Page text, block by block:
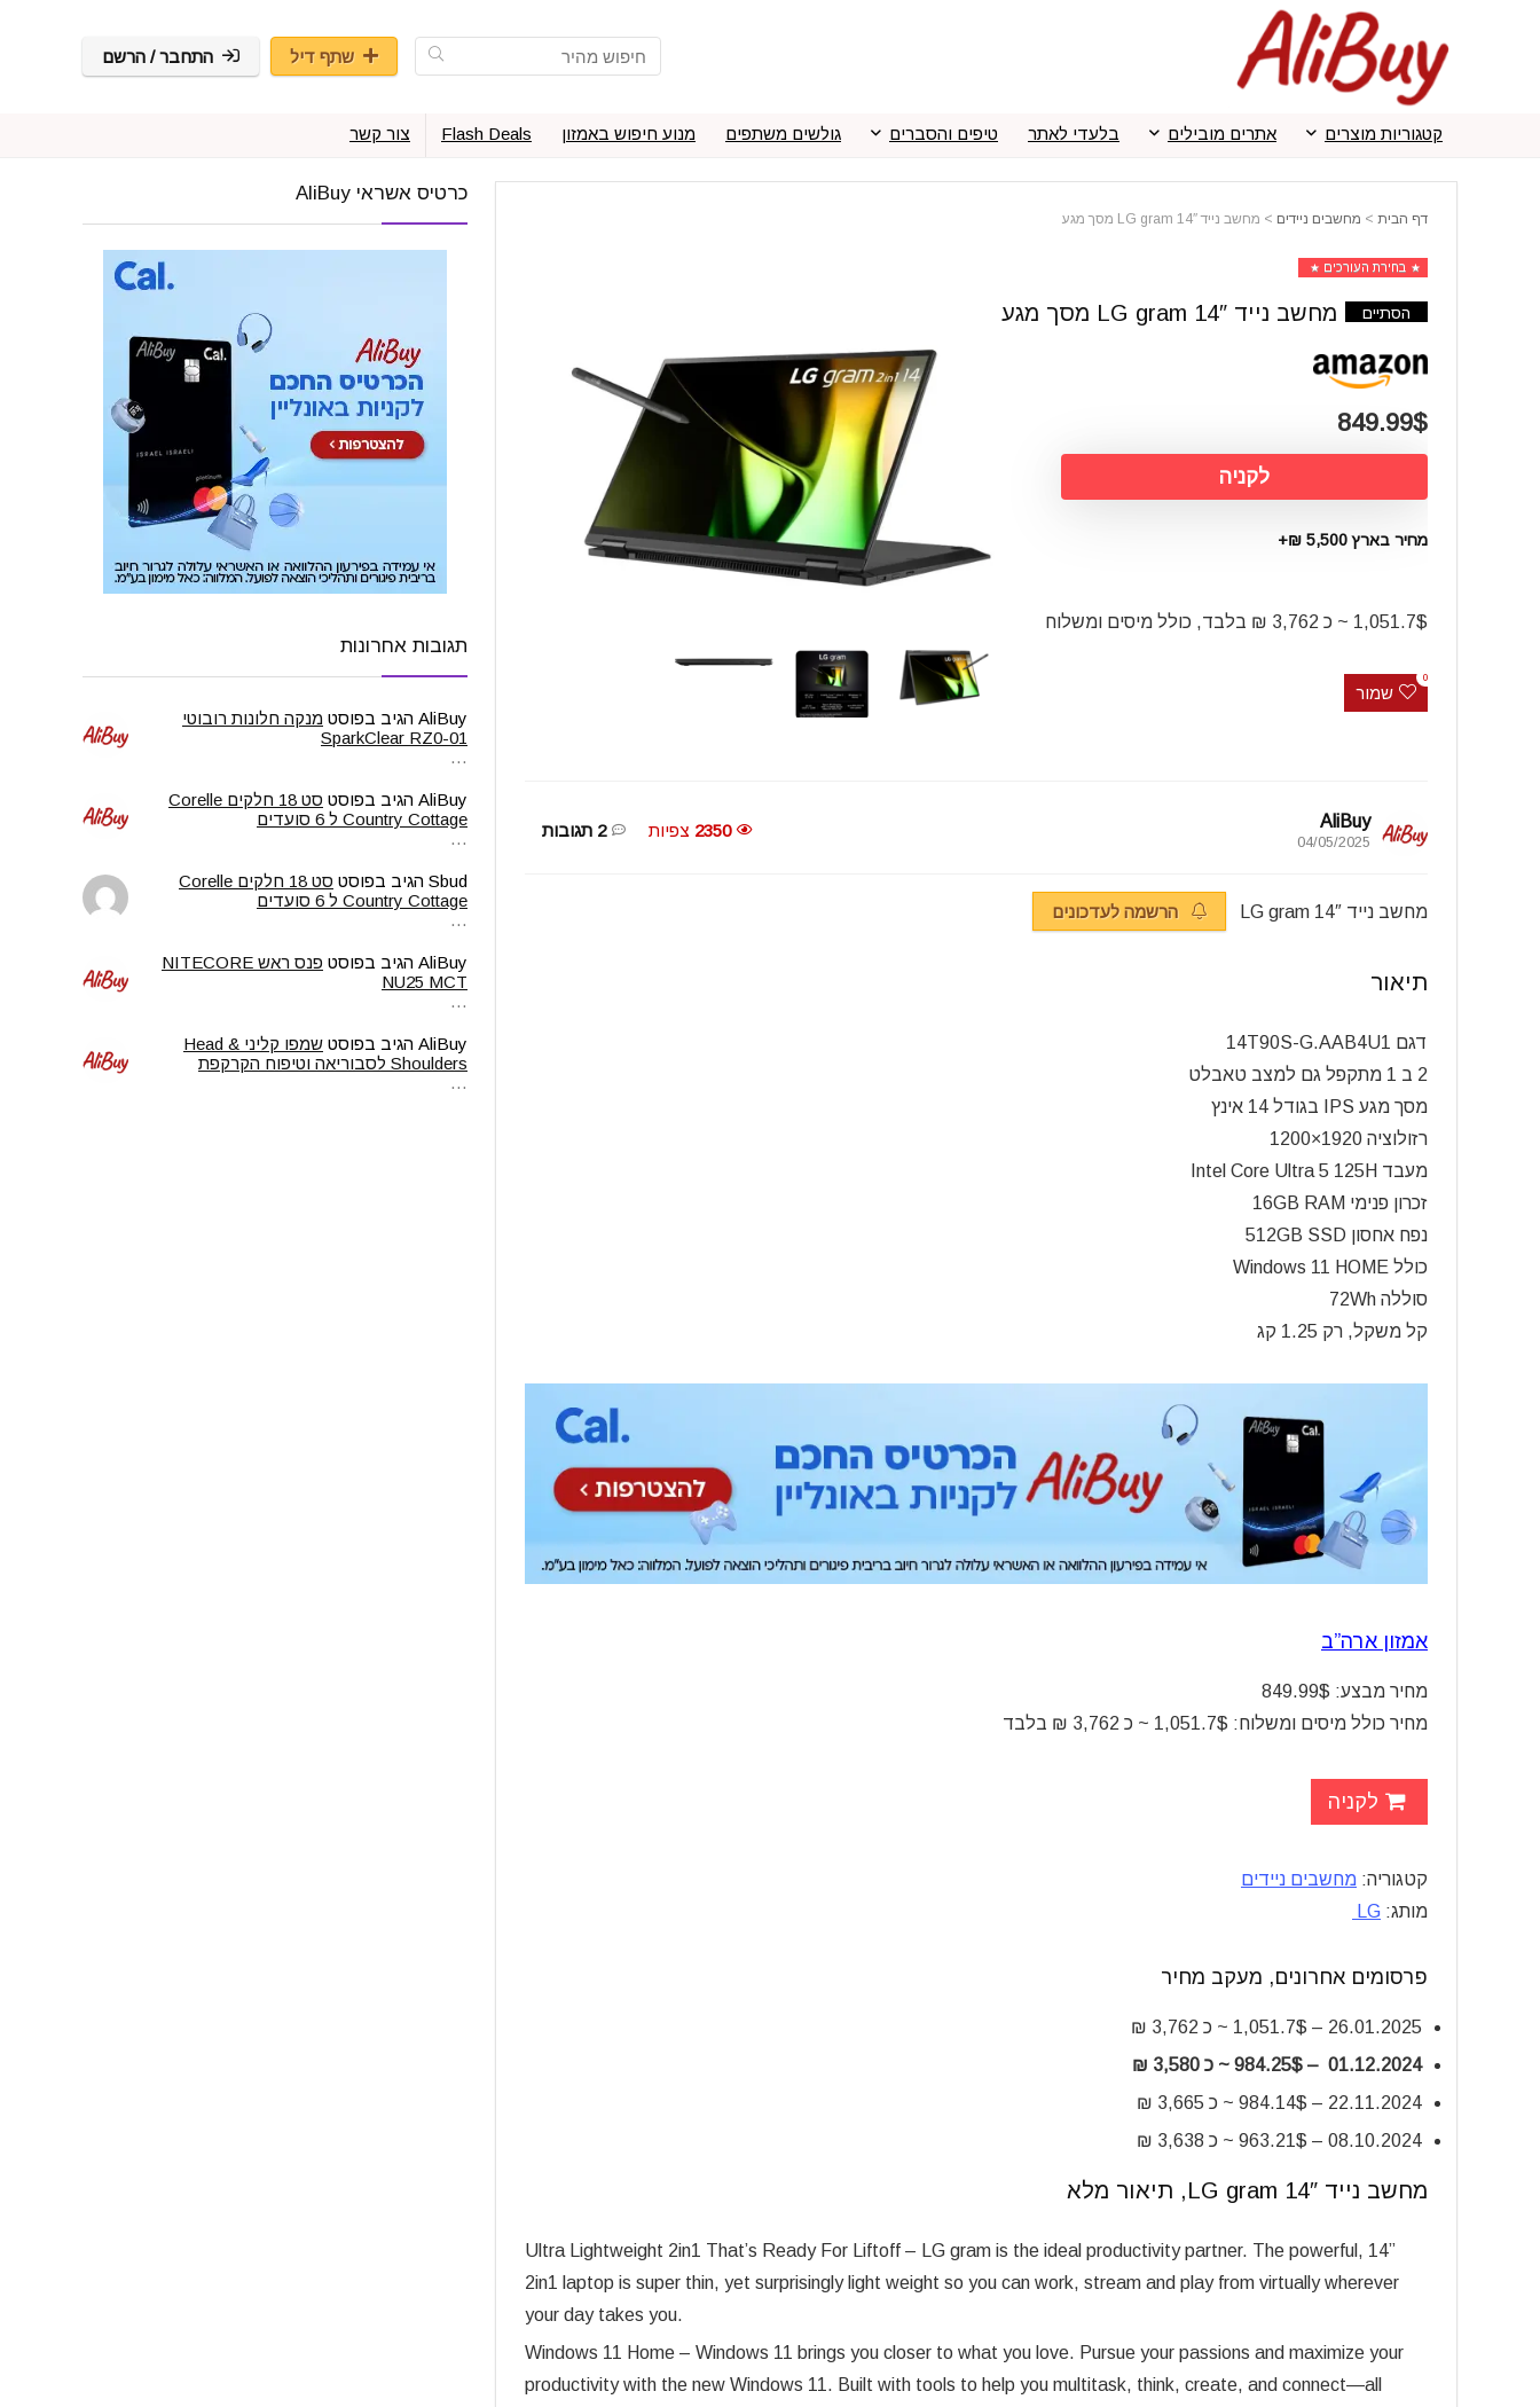
שתף דיל התחבר / הרשם
קטגוריות מוצרים אתרים מובילים בלעדי לאתר טיפים והסברים גולשים משתפים מנוע חיפוש באמזון Flash Deals צור קשר
דף הבית > מחשבים ניידים > מחשב נייד 14″ LG gram מסך מגע
בחירת העורכים
הסתיים מחשב נייד 14″ LG gram מסך מגע
849.99$
לקניה
מחיר בארץ 5,500 ₪+
1,051.7$ ~ כ 3,762 ₪ בלבד, כולל מיסים ומשלוח
שמור
0
AliBuy
04/05/2025
2350 צפיות 2 תגובות
מחשב נייד 14″ LG gram הרשמה לעדכונים
תיאור
דגם 14T90S-G.AAB4U1
2 ב 1 מתקפל גם למצב טאבלט
מסך מגע IPS בגודל 14 אינץ
רזולוציה 1920×1200
מעבד Intel Core Ultra 5 125H
זכרון פנימי 16GB RAM
נפח אחסון 512GB SSD
כולל Windows 11 HOME
סוללה 72Wh
קל משקל, רק 1.25 קג
אמזון ארה”ב
מחיר מבצע: 849.99$
מחיר כולל מיסים ומשלוח: 1,051.7$ ~ כ 3,762 ₪ בלבד
לקניה
קטגוריה: מחשבים ניידים
מותג: LG
פרסומים אחרונים, מעקב מחיר
26.01.2025 – 1,051.7$ ~ כ 3,762 ₪
01.12.2024 – 984.25$ ~ כ 3,580 ₪
22.11.2024 – 984.14$ ~ כ 3,665 ₪
08.10.2024 – 963.21$ ~ כ 3,638 ₪
מחשב נייד 14″ LG gram, תיאור מלא
Ultra Lightweight 2in1 That’s Ready For Liftoff – LG gram is the ideal productivity partner. The powerful, 14”
2in1 laptop is super thin, yet surprisingly light weight so you can work, stream and play from virtually wherever
your day takes you.
Windows 11 Home – Windows 11 brings you closer to what you love. Pursue your passions and maximize your
productivity with the new Windows 11. Built with tools to help you multitask, think, create, and connect—all
כרטיס אשראי AliBuy
תגובות אחרונות
AliBuy הגיב בפוסט מנקה חלונות רובוטי
SparkClear RZ0-01
…
AliBuy הגיב בפוסט
סט 18 חלקים Corelle
Country Cottage ל 6 סועדים
…
Sbud הגיב בפוסט
סט 18 חלקים Corelle
Country Cottage ל 6 סועדים
…
AliBuy הגיב בפוסט
פנס ראש NITECORE
NU25 MCT
…
AliBuy הגיב בפוסט
שמפו קליני Head &
Shoulders לסבוריאה וטיפוח הקרקפת
…